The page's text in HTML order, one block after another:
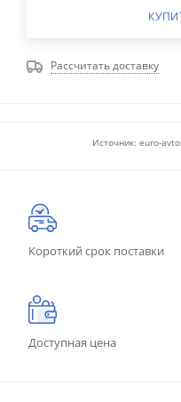
Рассчитать доставку
Источник: euro-
Короткий срок поставки
Доступная цена